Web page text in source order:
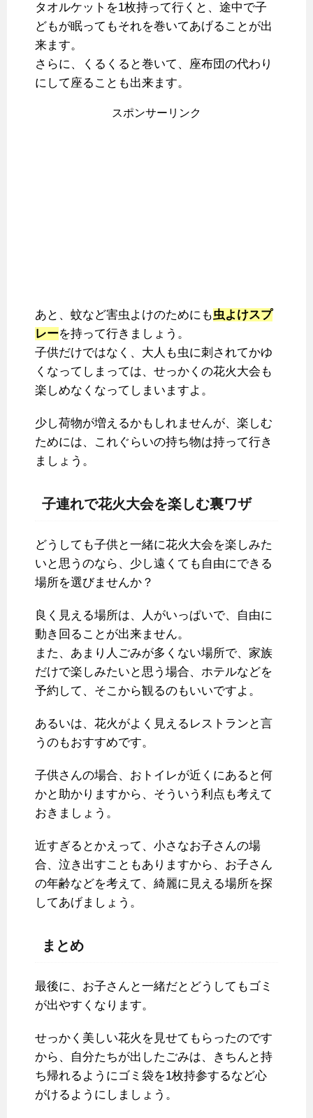
タオルケットを1枚持って行くと、途中で子
どもが眠ってもそれを巻いてあげることが出
来ます。
さらに、くるくると巻いて、座布団の代わり
にして座ることも出来ます。
スポンサーリンク
あと、蚊など害虫よけのためにも虫よけスプ
レーを持って行きましょう。
子供だけではなく、大人も虫に刺されてかゆ
くなってしまっては、せっかくの花火大会も
楽しめなくなってしまいますよ。
少し荷物が増えるかもしれませんが、楽しむ
ためには、これぐらいの持ち物は持って行き
ましょう。
子連れで花火大会を楽しむ裏ワザ
どうしても子供と一緒に花火大会を楽しみた
いと思うのなら、少し遠くても自由にできる
場所を選びませんか？
良く見える場所は、人がいっぱいで、自由に
動き回ることが出来ません。
また、あまり人ごみが多くない場所で、家族
だけで楽しみたいと思う場合、ホテルなどを
予約して、そこから観るのもいいですよ。
あるいは、花火がよく見えるレストランと言
うのもおすすめです。
子供さんの場合、おトイレが近くにあると何
かと助かりますから、そういう利点も考えて
おきましょう。
近すぎるとかえって、小さなお子さんの場
合、泣き出すこともありますから、お子さん
の年齢などを考えて、綺麗に見える場所を探
してあげましょう。
まとめ
最後に、お子さんと一緒だとどうしてもゴミ
が出やすくなります。
せっかく美しい花火を見せてもらったのです
から、自分たちが出したごみは、きちんと持
ち帰れるようにゴミ袋を1枚持参するなど心
がけるようにしましょう。